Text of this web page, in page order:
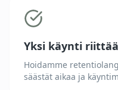
Yksi käynti riittää
Hoidamme
säästät aikaa ja